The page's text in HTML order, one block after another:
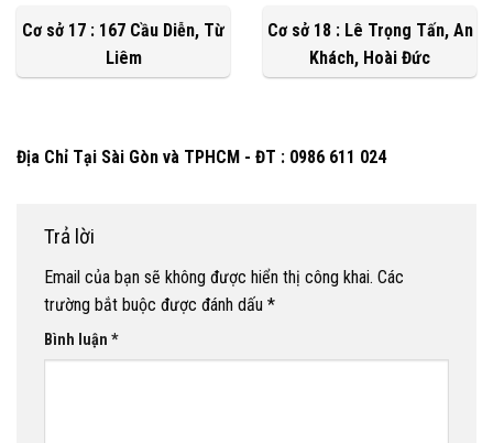
Cơ sở 17 : 167 Cầu Diễn, Từ
Liêm
Cơ sở 18 : Lê Trọng Tấn, An
Khách, Hoài Đức
Địa Chỉ Tại Sài Gòn và TPHCM - ĐT : 0986 611 024
Trả lời
Email của bạn sẽ không được hiển thị công khai. Các
trường bắt buộc được đánh dấu *
Bình luận *